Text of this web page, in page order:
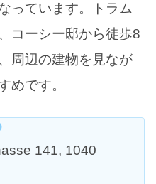
っています。トラム
コーシー邸から徒歩8
周辺の建物を見なが
めです。
141, 1040